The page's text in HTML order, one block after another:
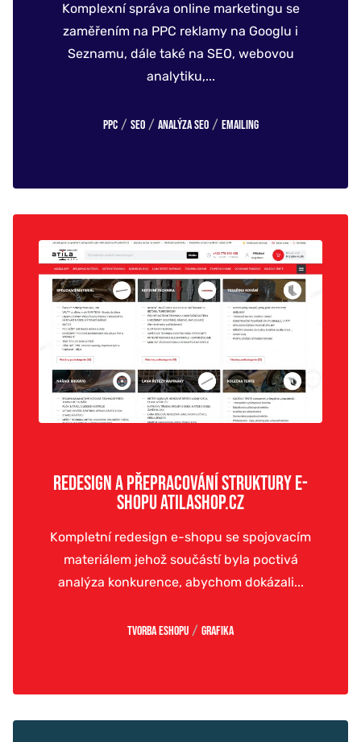
Komplexní správa online marketingu se
zaměřením na PPC reklamy na Googlu i
Seznamu, dále také na SEO, webovou
analytiku,...
PPC / SEO / Analýza SEO / Emailing
REDESIGN A PŘEPRACOVÁNÍ STRUKTURY E-
SHOPU ATILASHOP.CZ
Kompletní redesign e-shopu se spojovacím
materiálem jehož součástí byla poctivá
analýza konkurence, abychom dokázali...
Tvorba eshopu / Grafika